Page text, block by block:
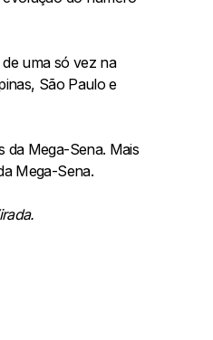
uma só vez na
São Paulo e
da Mega-Sena. Mais
Mega-Sena.